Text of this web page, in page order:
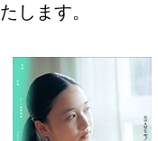
たします。